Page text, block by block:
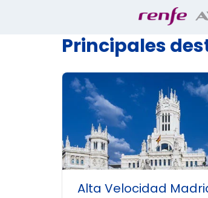
Principales
Alta Velocidad